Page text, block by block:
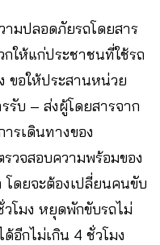
มปลอดภัยรถโดยสาร
ให้แก่ประชาชนที่ใช้รถ
ขอให้ประสานหน่วย
รับ – ส่งผู้โดยสารจาก
รเดินทางของ
วจสอบความพร้อมของ
ดยจะต้องเปลี่ยนคนขับ
โมง หยุดพักขับรถไม่
อีกไม่เกิน 4 ชั่วโมง